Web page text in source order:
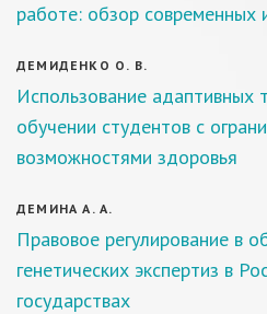
работе: обзор современных
ДЕМИДЕНКО О. В.
Использование адаптивных
обучении студентов с
возможностями здоровья
ДЕМИНА А. А.
Правовое регулирование в
генетических экспертиз в
государствах